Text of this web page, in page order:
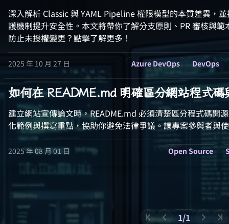
深入解析 Classic 與 YAML Pipeline 權限模型的本質差異，
護機制提升安全性。本文將帶你了解分支原則、PR 審核與
防止未授權變更？點擊了解更多！
2025 年 10 月 27 日 Azure DevOps DevOps
如何在 README.md 明確區分網站程式碼
建立網站宣傳論文時，README.md 必須清楚區分程式碼開
化範例與撰寫重點，協助你避免法律爭議。讓專案參與者與
2025 年 08 月 01 日 Open Source
1/1